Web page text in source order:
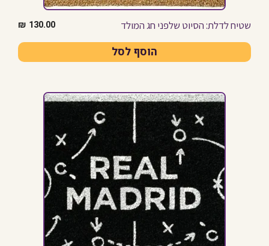
שטיח לדלת: הסיוט שלפני חג המולד 130.00
₪
הוסף לסל